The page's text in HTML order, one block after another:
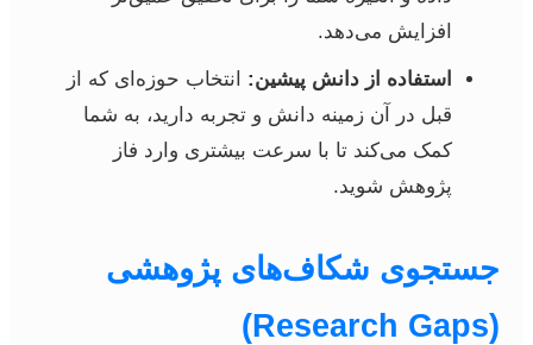
افزایش می‌دهد.
استفاده از دانش پیشین: انتخاب حوزه‌ای که از
قبل در آن زمینه دانش و تجربه دارید، به شما
کمک می‌کند تا با سرعت بیشتری وارد فاز
پژوهش شوید.
جستجوی شکاف‌های پژوهشی
(Research Gaps)